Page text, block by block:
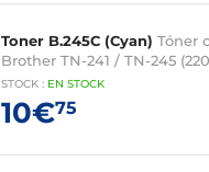
Toner B.245C (Cyan) Tóner
Brother TN-241 / TN-245
STOCK : EN STOCK
10€75